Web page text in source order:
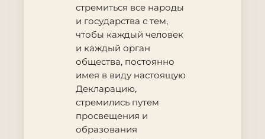
стремиться все народы
и государства с тем,
чтобы каждый человек
и каждый орган
общества, постоянно
имея в виду настоящую
Декларацию,
стремились путем
просвещения и
образования